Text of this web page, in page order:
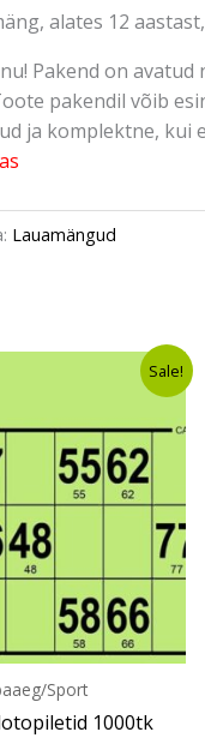
alates 12
Pakend on
pakendil võib
ja komplektne, kui
Lauamängud
Sale!
Sport
1000tk
€16,84.
Current
€10,49.